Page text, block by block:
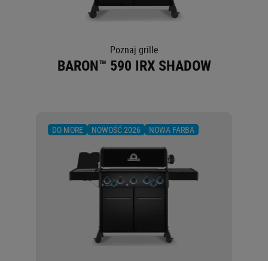
Poznaj grille
BARON™ 590 IRX SHADOW
DO MORE NOWOŚĆ 2026 NOWA FARBA